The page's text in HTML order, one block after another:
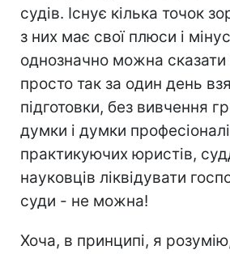
судів. Існує кілька точок
з них має свої плюси і
однозначно можна
просто так за один день
підготовки, без вивчення
думки і думки
практикуючих юристів,
науковців ліквідувати
суди - не можна!
Хоча, в принципі, я